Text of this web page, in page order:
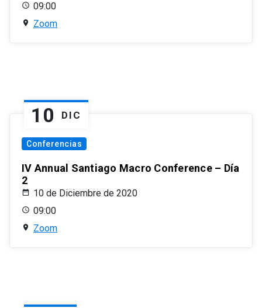
09:00
Zoom
10 DIC
Conferencias
IV Annual Santiago Macro Conference – Día
2
10 de Diciembre de 2020
09:00
Zoom